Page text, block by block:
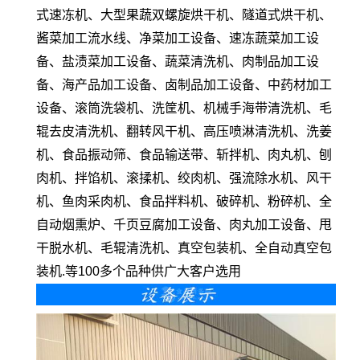
式速冻机、大型果蔬双螺旋烘干机、隧道式烘干机、
酱菜加工流水线、净菜加工设备、速冻蔬菜加工设
备、盐渍菜加工设备、蔬菜清洗机、肉制品加工设
备、海产品加工设备、卤制品加工设备、中药材加工
设备、滚筒洗袋机、洗筐机、机械手海带清洗机、毛
辊去皮清洗机、翻转风干机、高压喷淋清洗机、洗姜
机、食品振动筛、食品输送带、斩拌机、肉丸机、刨
肉机、拌馅机、滚揉机、绞肉机、强流除水机、风干
机、鱼肉采肉机、食品拌料机、破碎机、粉碎机、全
自动烟熏炉、千页豆腐加工设备、肉丸加工设备、甩
干脱水机、毛辊清洗机、真空包装机、全自动真空包
装机.等100多个品种供广大客户选用